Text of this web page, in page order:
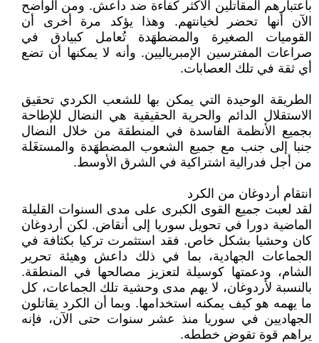
باعتبارهم المقاتلين الأكثر كفاءة ضد داعش. ومن الواضح
الآن أنها تحضر لخيانتهم. وهذا يؤكد مرة أخرى أن
القوميات الصغيرة والمضطهَدة تُعامل كبيادق في
صراعات المفترسين الإمبرياليين. وأنه لا يمكنها أن تضع
أي ثقة في تلك العصابات.
الطريقة الوحيدة التي يمكن بها للشعب الكردي تحقيق
الاستقلال الدائم والحرية الحقيقية هي النضال للإطاحة
بجميع الأنظمة الفاسدة في المنطقة من خلال النضال
جنبا إلى جنب مع جميع الشعوب المضطهَدة والمستغَلة
من أجل فدرالية اشتراكية في الشرق الأوسط.
انتقام أردوغان من الكرد
لقد لعبت جميع القوى الكبرى على مدى السنوات القليلة
الماضية دورا في تحويل سوريا إلى أنقاض. لكن أردوغان
كان وحشيا بشكل خاص. فقد استثمرت تركيا بكثافة في
الجماعات الجهادية، بما في ذلك داعش وهيئة تحرير
الشام، ودعمتها كوسيلة لتعزيز مصالحها في المنطقة.
بالنسبة لأردوغان، لا يهم مدى وحشية تلك الجماعات، كل
ما يهمه هو كيف يمكنه استخدامها. وبما أن الكرد يقاتلون
الجهاديين في سوريا منذ عشر سنوات حتى الآن، فإنه
يراهم قوة تقوض خططه.